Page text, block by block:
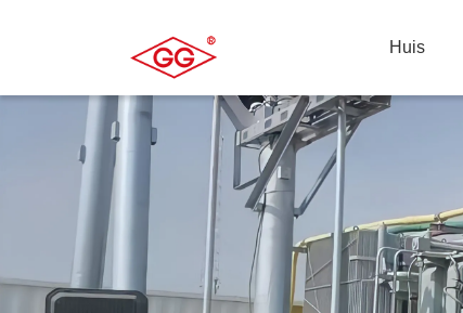
Huis